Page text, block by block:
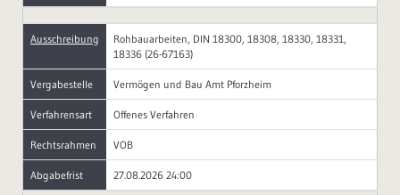
Ausschreibung
Rohbauarbeiten, DIN 18300, 18308, 18330, 18331,
18336 (26-67163)
Vergabestelle Vermögen und Bau Amt Pforzheim
Verfahrensart Offenes Verfahren
Rechtsrahmen VOB
Abgabefrist 27.08.2026 24:00